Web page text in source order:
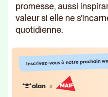
promesse, aussi
valeur si elle ne
quotidienne.